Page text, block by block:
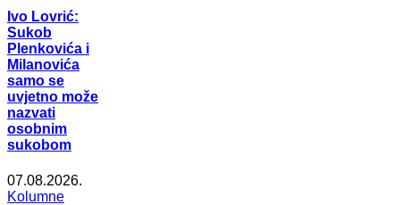
Ivo Lovrić:
Sukob
Plenkovića i
Milanovića
samo se
uvjetno može
nazvati
osobnim
sukobom
07.08.2026.
Kolumne